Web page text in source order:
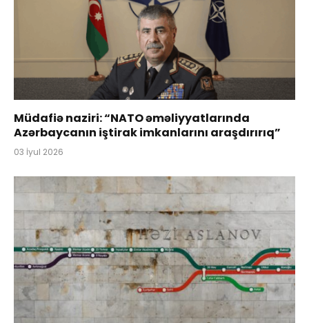
Müdafiə naziri: “NATO əməliyyatlarında
Azərbaycanın iştirak imkanlarını araşdırırıq”
03 İyul 2026